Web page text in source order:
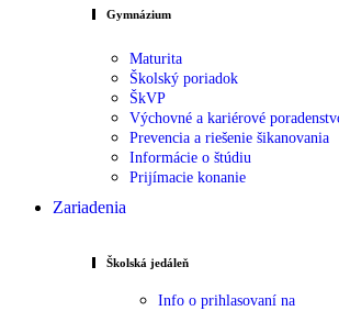
Gymnázium
Maturita
Školský poriadok
ŠkVP
Výchovné a kariérové
Prevencia a riešenie šikanovania
Informácie o štúdiu
Prijímacie konanie
Zariadenia
Školská jedáleň
Info o prihlasovaní na